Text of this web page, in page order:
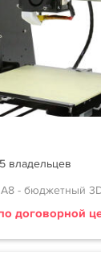
владельцев
- бюджетный
договорной